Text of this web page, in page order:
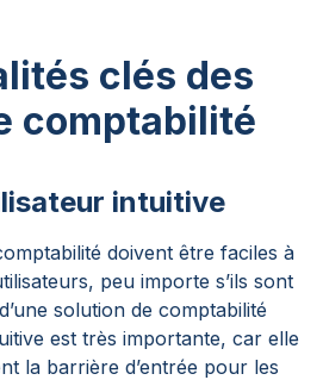
clés des
comptabilité
intuitive
doivent être faciles à
peu importe s’ils sont
solution de comptabilité
est très importante, car elle
la barrière d’entrée pour les